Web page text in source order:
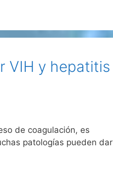
VIH y hepatitis
de coagulación, es
patologías pueden dar